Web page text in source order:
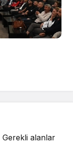
Gerekli alanlar